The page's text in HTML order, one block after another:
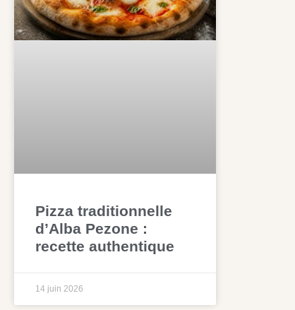
Pizza traditionnelle
d’Alba Pezone :
recette authentique
14 juin 2026